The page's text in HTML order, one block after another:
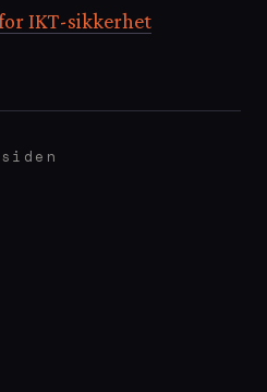
IKT-sikkerhet